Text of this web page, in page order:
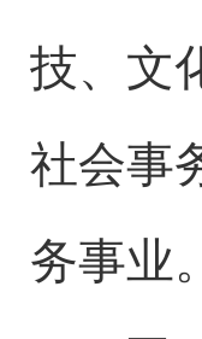
技、文
社会事
务事业。